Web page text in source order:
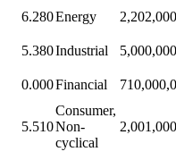
6.280Energy
5.380Industrial
0.000Financial
5.510
Consumer,
Non-
cyclical